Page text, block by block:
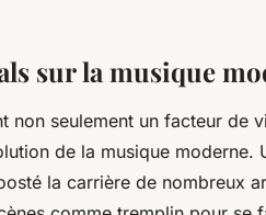
sur la musique
non seulement un facteur de
de la musique moderne.
la carrière de nombreux